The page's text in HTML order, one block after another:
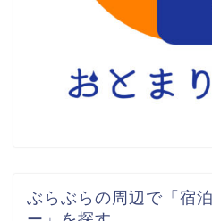
ぶらぶらの周辺で「宿